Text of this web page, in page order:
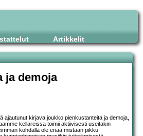
Artikkelit
ja demoja
ajautunut kirjava joukko pienkustanteita ja demoja,
kellareissa toimii aktiivisesti useitakin
kohdalla ole enää mistään pikku